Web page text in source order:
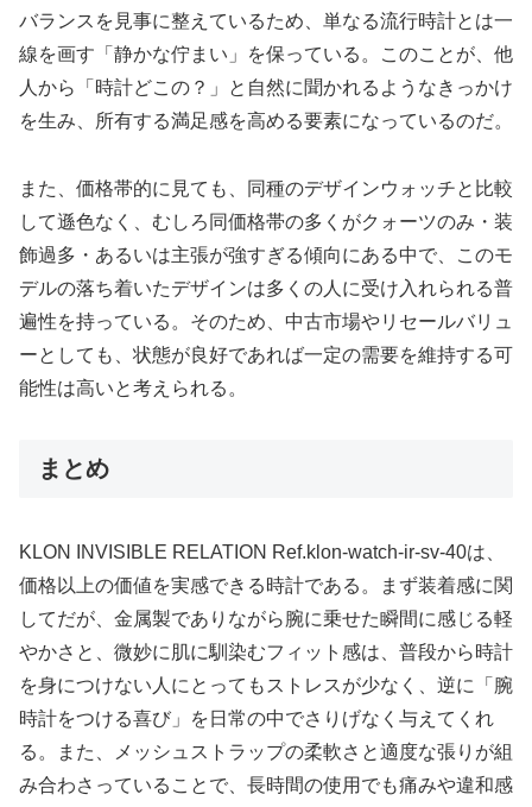
バランスを見事に整えているため、単なる流行時計とは一
線を画す「静かな佇まい」を保っている。このことが、他
人から「時計どこの？」と自然に聞かれるようなきっかけ
を生み、所有する満足感を高める要素になっているのだ。
また、価格帯的に見ても、同種のデザインウォッチと比較
して遜色なく、むしろ同価格帯の多くがクォーツのみ・装
飾過多・あるいは主張が強すぎる傾向にある中で、このモ
デルの落ち着いたデザインは多くの人に受け入れられる普
遍性を持っている。そのため、中古市場やリセールバリュ
ーとしても、状態が良好であれば一定の需要を維持する可
能性は高いと考えられる。
まとめ
KLON INVISIBLE RELATION Ref.klon-watch-ir-sv-40は、
価格以上の価値を実感できる時計である。まず装着感に関
してだが、金属製でありながら腕に乗せた瞬間に感じる軽
やかさと、微妙に肌に馴染むフィット感は、普段から時計
を身につけない人にとってもストレスが少なく、逆に「腕
時計をつける喜び」を日常の中でさりげなく与えてくれ
る。また、メッシュストラップの柔軟さと適度な張りが組
み合わさっていることで、長時間の使用でも痛みや違和感